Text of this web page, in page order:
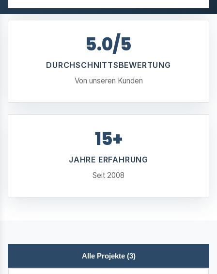
5.0/5
DURCHSCHNITTSBEWERTUNG
Von unseren Kunden
15+
JAHRE ERFAHRUNG
Seit 2008
Alle Projekte (3)